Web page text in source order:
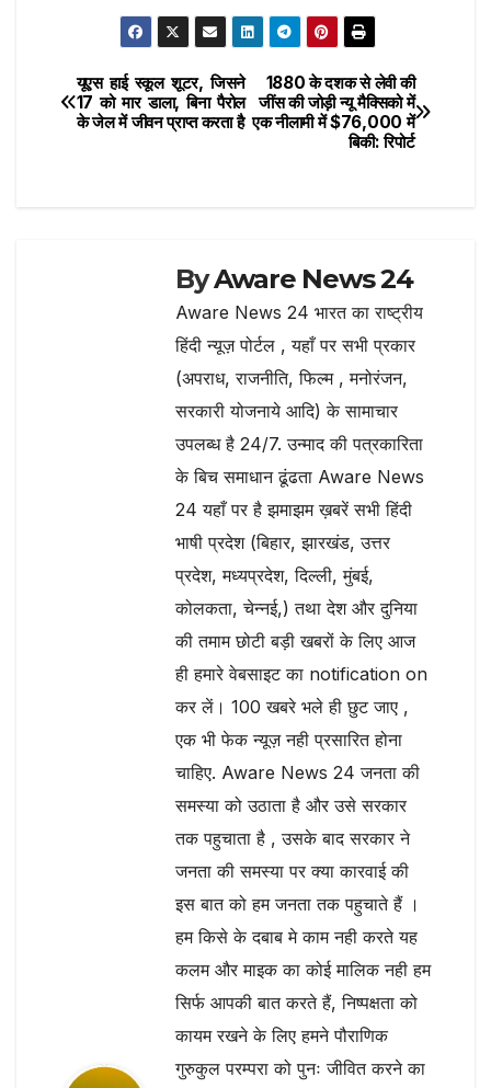
b
o
o
k
r
A
p
p
ra
m
h
ar
e
Post
navigation
1880 के दशक से लेवी की
जींस की जोड़ी न्यू मैक्सिको में
एक नीलामी में $76,000 में
बिकी: रिपोर्ट
यूएस हाई स्कूल शूटर, जिसने
17 को मार डाला, बिना पैरोल
के जेल में जीवन प्राप्त करता है
ByAware News 24
Aware News 24 भारत का राष्ट्रीय
हिंदी न्यूज़ पोर्टल , यहाँ पर सभी प्रकार
(अपराध, राजनीति, फिल्म , मनोरंजन,
सरकारी योजनाये आदि) के सामाचार
उपलब्ध है 24/7. उन्माद की पत्रकारिता
के बिच समाधान ढूंढता Aware News
24 यहाँ पर है झमाझम ख़बरें सभी हिंदी
भाषी प्रदेश (बिहार, झारखंड, उत्तर
प्रदेश, मध्यप्रदेश, दिल्ली, मुंबई,
कोलकता, चेन्नई,) तथा देश और दुनिया
की तमाम छोटी बड़ी खबरों के लिए आज
ही हमारे वेबसाइट का notification on
कर लें। 100 खबरे भले ही छुट जाए ,
एक भी फेक न्यूज़ नही प्रसारित होना
चाहिए. Aware News 24 जनता की
समस्या को उठाता है और उसे सरकार
तक पहुचाता है , उसके बाद सरकार ने
जनता की समस्या पर क्या कारवाई की
इस बात को हम जनता तक पहुचाते हैं ।
हम किसे के दबाब मे काम नही करते यह
कलम और माइक का कोई मालिक नही हम
सिर्फ आपकी बात करते हैं, निष्पक्षता को
कायम रखने के लिए हमने पौराणिक
गुरुकुल परम्परा को पुनः जीवित करने का